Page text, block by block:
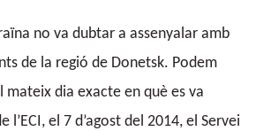
no va dubtar a assenyalar amb
de la regió de Donetsk. Podem
mateix dia exacte en què es va
l’ECI, el 7 d’agost del 2014, el Servei